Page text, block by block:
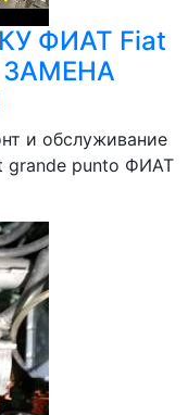
ФИАТ Fiat
и обслуживание
grande punto ФИАТ